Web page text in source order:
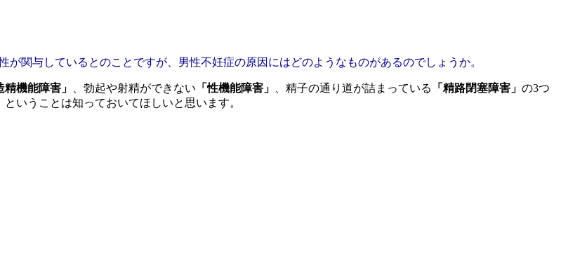
与しているとのことですが、男性不妊症の原因にはどのようなものがあるのでしょうか。
精機能障害」 、勃起や射精ができない 「性機能障害」 、精子の通り道が詰まっている 「精路閉塞障害」 の3つ
いうことは知っておいてほしいと思います。